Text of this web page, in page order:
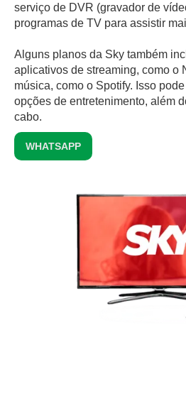
serviço de DVR (gravador de
programas de TV para assistir
Alguns planos da Sky também
aplicativos de streaming, como o
música, como o Spotify. Isso
opções de entretenimento, além
cabo.
WHATSAPP